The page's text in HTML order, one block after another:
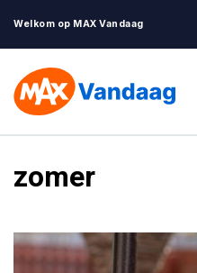
Welkom op MAX Vandaag
zomer